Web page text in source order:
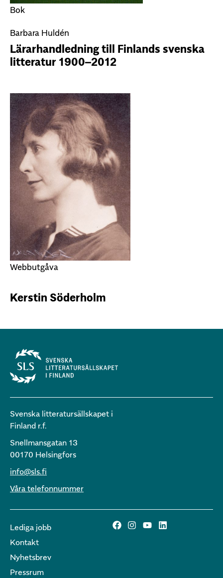
Bok
Barbara Huldén
Lärarhandledning till Finlands svenska
litteratur 1900–2012
Webbutgåva
Kerstin Söderholm
Svenska litteratursällskapet i
Finland r.f.
Snellmansgatan 13
00170 Helsingfors
info@sls.fi
Våra telefonnummer
Lediga jobb
Kontakt
Nyhetsbrev
Pressrum